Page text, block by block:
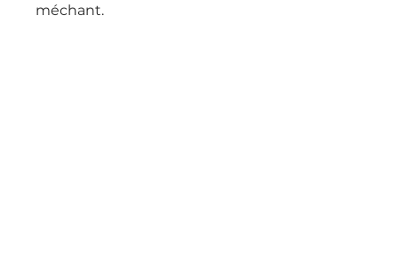
méchant.